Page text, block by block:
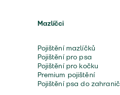
Mazlíčci
Pojištění mazlíčků
Pojištění pro psa
Pojištění pro kočku
Premium pojištění
Pojištění psa do